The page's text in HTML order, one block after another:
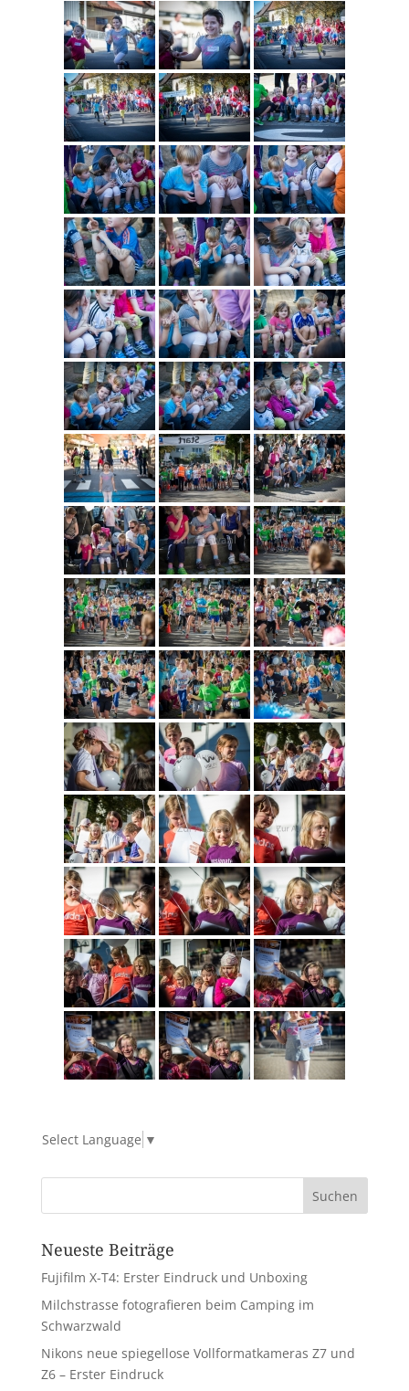
Select Language ▼
Neueste Beiträge
Fujifilm X-T4: Erster Eindruck und Unboxing
Milchstrasse fotografieren beim Camping im
Schwarzwald
Nikons neue spiegellose Vollformatkameras Z7 und
Z6 – Erster Eindruck